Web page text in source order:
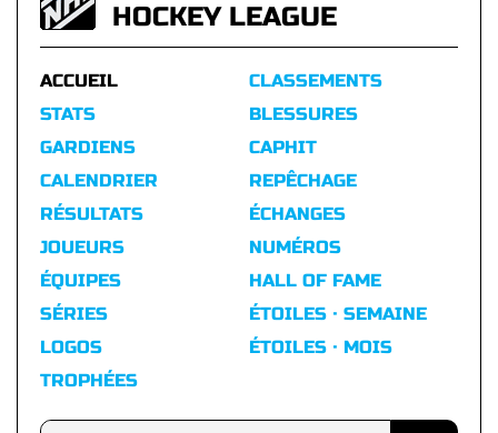
HOCKEY LEAGUE
ACCUEIL
STATS
GARDIENS
CALENDRIER
RÉSULTATS
CLASSEMENTS
BLESSURES
CAPHIT
REPÊCHAGE
ÉCHANGES
JOUEURS
ÉQUIPES
SÉRIES
LOGOS
TROPHÉES
NUMÉROS
HALL OF FAME
ÉTOILES · SEMAINE
ÉTOILES · MOIS